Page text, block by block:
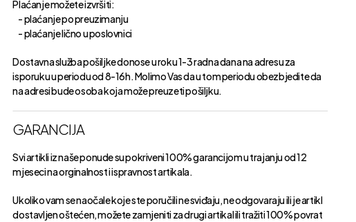
Plaćanje možete izvršiti:
- plaćanje po preuzimanju
- plaćanje lično u poslovnici
Dostavna služba pošiljke donose u roku 1-3 radna dana na adresu za
isporuku u periodu od 8-16h. Molimo Vas da u tom periodu obezbjedite da
na adresi bude osoba koja može preuzeti pošiljku.
GARANCIJA
Svi artikli iz naše ponude su pokriveni 100% garancijom u trajanju od 12
mjeseci na orginalnost i ispravnost artikala.
Ukoliko vam se naočale koje ste poručili ne sviđaju, ne odgovaraju ili je artikl
dostavljen oštećen, možete zamjeniti za drugi artikal ili tražiti 100% povrat